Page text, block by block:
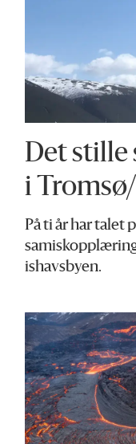
Det stille
i
På ti år har talet
ishavsbyen.